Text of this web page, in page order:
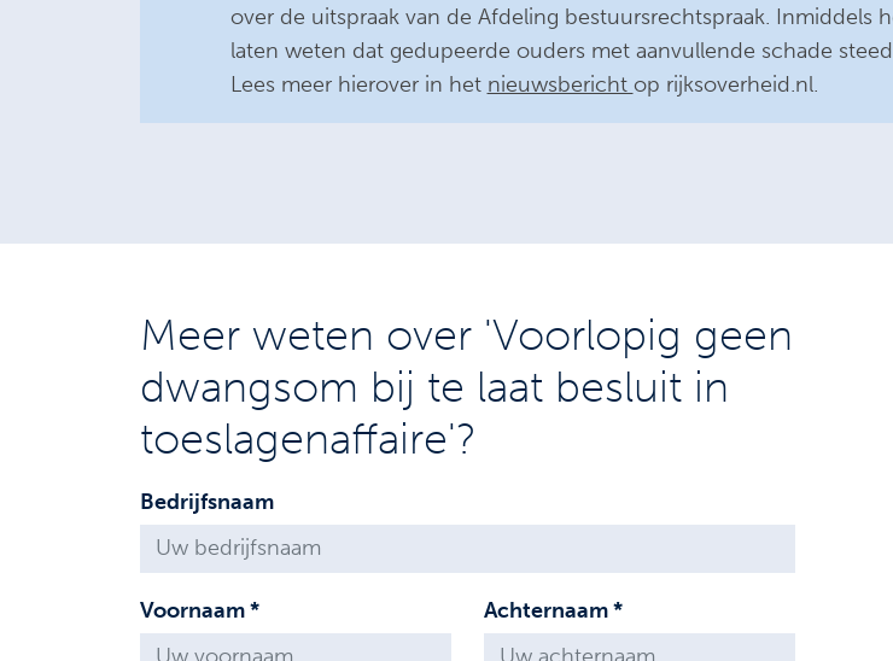
over de uitspraak van de Afdeling bestuursrechtspraak. Inmiddels
laten weten dat gedupeerde ouders met aanvullende schade
Lees meer hierover in het nieuwsbericht op rijksoverheid.nl.
Meer weten over 'Voorlopig geen
dwangsom bij te laat besluit in
toeslagenaffaire'?
Bedrijfsnaam
Voornaam * Achternaam *